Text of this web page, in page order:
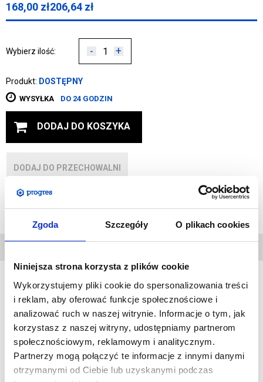
Zgoda Szczegóły O plikach cookies
Niniejsza strona korzysta z plików cookie
Wykorzystujemy pliki cookie do spersonalizowania treści
i reklam, aby oferować funkcje społecznościowe i
analizować ruch w naszej witrynie. Informacje o tym, jak
korzystasz z naszej witryny, udostępniamy partnerom
społecznościowym, reklamowym i analitycznym.
Partnerzy mogą połączyć te informacje z innymi danymi
otrzymanymi od Ciebie lub uzyskanymi podczas
168,00 zł206,64 zł
Wybierz ilość: - +
Produkt: DOSTĘPNY
WYSYŁKA DO 24 GODZIN
DODAJ DO KOSZYKA
DODAJ DO PRZECHOWALNI
Zapytaj o produkt
DANE
Ramki OWZ to bardzo popularne produkty, zawdzięczają to
głównie atrakcyjnej cenie oraz możliwości bardzo szybkiej
wymiany grafiki bez konieczności demontażu ramki ze ściany.
Skrzydło ramki otwiera i zamyka się na zatrzask.
Każda ramka posiada osłonę z filtrem UV co zapobiega utracie
kolorów przez prezentowane plakaty.